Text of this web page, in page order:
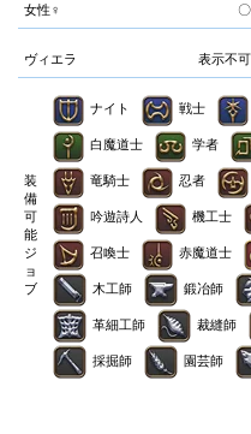
女性♀ 〇
ヴィエラ 表示不可
装
備
可
能
ジ
ョ
ブ
ナイト 戦士
白魔道士 学者
竜騎士 忍者
吟遊詩人 機工士
召喚士 赤魔道士
木工師 鍛冶師
革細工師 裁縫師
採掘師 園芸師